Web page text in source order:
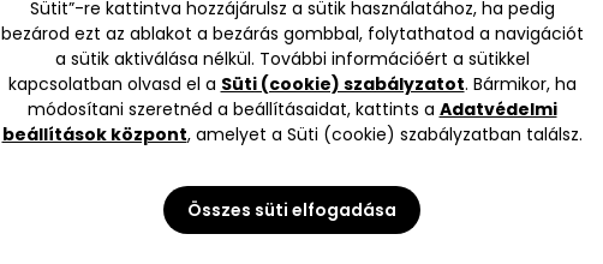
Sütit”-re kattintva hozzájárulsz a sütik használatához, ha pedig
bezárod ezt az ablakot a bezárás gombbal, folytathatod a navigációt
a sütik aktiválása nélkül. További információért a sütikkel
kapcsolatban olvasd el a Süti (cookie) szabályzatot. Bármikor, ha
módosítani szeretnéd a beállításaidat, kattints a Adatvédelmi
beállítások központ, amelyet a Süti (cookie) szabályzatban találsz.
Összes süti elfogadása